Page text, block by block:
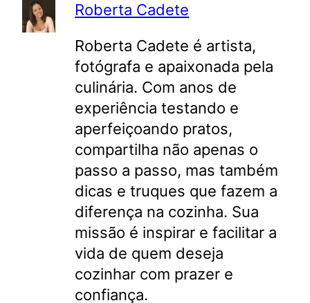
Roberta Cadete
Roberta Cadete é artista,
fotógrafa e apaixonada pela
culinária. Com anos de
experiência testando e
aperfeiçoando pratos,
compartilha não apenas o
passo a passo, mas também
dicas e truques que fazem a
diferença na cozinha. Sua
missão é inspirar e facilitar a
vida de quem deseja
cozinhar com prazer e
confiança.